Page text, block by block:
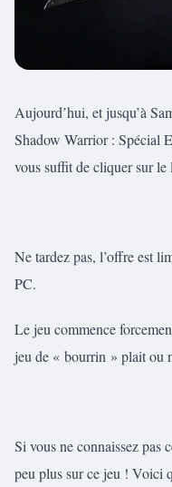
Aujourd’hui, et jusqu’à
Shadow Warrior : Spécial
vous suffit de cliquer sur le
Ne tardez pas, l’offre est
PC.
Le jeu commence
jeu de « bourrin » plait ou
Si vous ne connaissez pas
peu plus sur ce jeu ! Voici